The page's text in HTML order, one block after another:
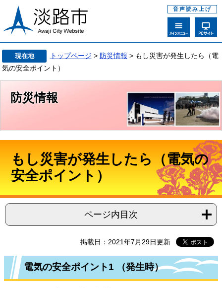
音声読み上げ
現在地 トップページ > 防災情報 > もし災害が発生したら（電
気の安全ポイント）
防災情報
もし災害が発生したら（電気の
安全ポイント）
ページ内目次
掲載日：2021年7月29日更新
電気の安全ポイント1 （発生時）